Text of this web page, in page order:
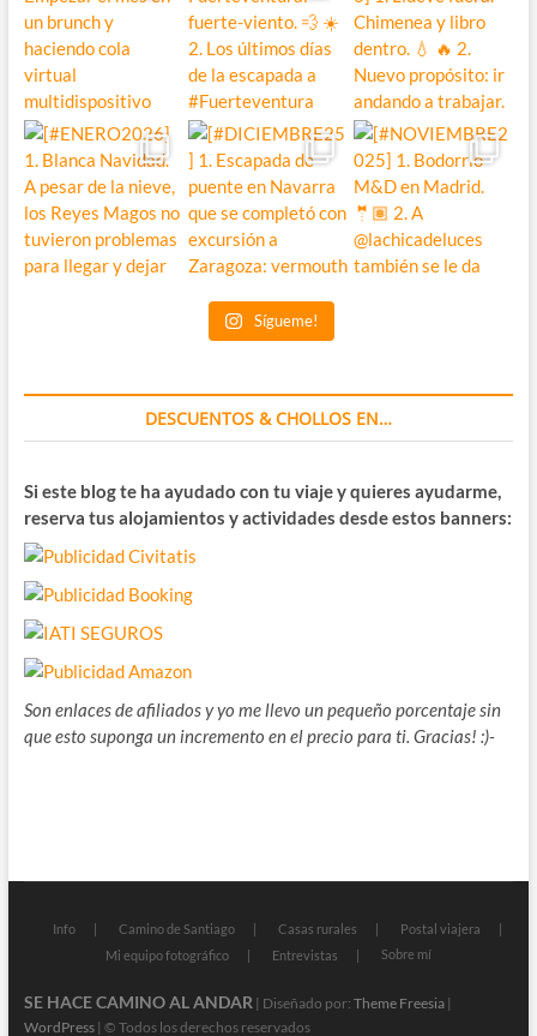
Sígueme!
DESCUENTOS & CHOLLOS EN…
Si este blog te ha ayudado con tu viaje y quieres ayudarme,
reserva tus alojamientos y actividades desde estos banners:
Son enlaces de afiliados y yo me llevo un pequeño porcentaje sin
que esto suponga un incremento en el precio para ti. Gracias! :)-
Info Camino de Santiago Casas rurales
Postal viajera
Mi equipo fotográfico
Entrevistas Sobre mí
SE HACE CAMINO AL ANDAR | Diseñado por: Theme Freesia|
WordPress| © Todos los derechos reservados